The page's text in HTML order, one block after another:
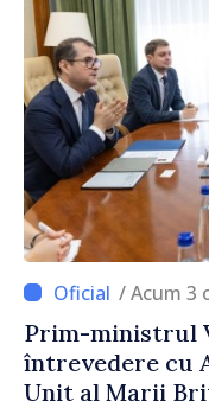
/ Acum 3
Prim-ministrul
întrevedere cu
Unit al Marii